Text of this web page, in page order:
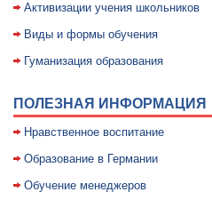
Активизации учения школьников
Виды и формы обучения
Гуманизация образования
ПОЛЕЗНАЯ ИНФОРМАЦИЯ
Нравственное воспитание
Образование в Германии
Обучение менеджеров